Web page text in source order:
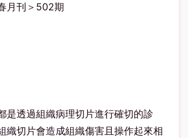
月刊＞502期
是透過組織病理切片進行確切的診
織切片會造成組織傷害且操作起來相